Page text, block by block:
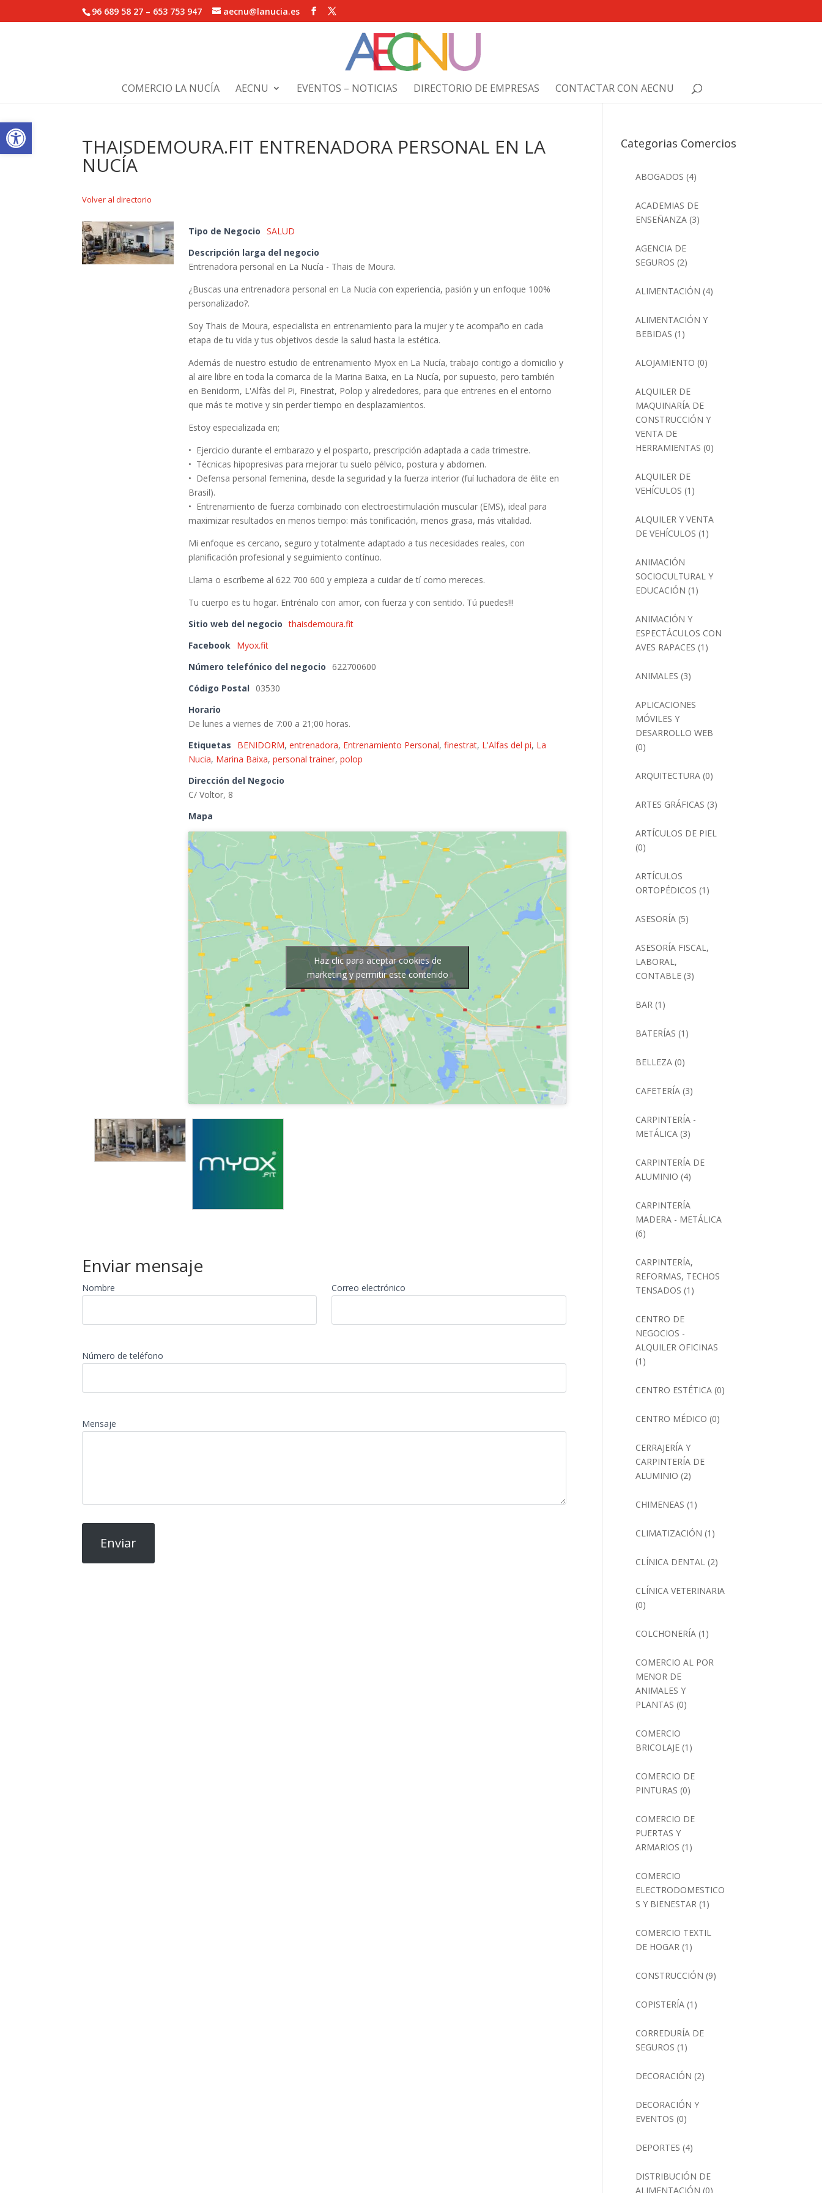
Abrir barra de herramientas
96 689 58 27 – 653 753 947 aecnu@lanucia.es
COMERCIO LA NUCÍA AECNU EVENTOS – NOTICIAS DIRECTORIO DE EMPRESAS CONTACTAR CON AECNU
THAISDEMOURA.FIT ENTRENADORA PERSONAL EN LA
NUCÍA
Volver al directorio
Tipo de Negocio
SALUD
Descripción larga del negocio
Entrenadora personal en La Nucía - Thais de Moura.
¿Buscas una entrenadora personal en La Nucía con experiencia, pasión y un enfoque 100%
personalizado?.
Soy Thais de Moura, especialista en entrenamiento para la mujer y te acompaño en cada
etapa de tu vida y tus objetivos desde la salud hasta la estética.
Además de nuestro estudio de entrenamiento Myox en La Nucía, trabajo contigo a domicilio y
al aire libre en toda la comarca de la Marina Baixa, en La Nucía, por supuesto, pero también
en Benidorm, L'Alfàs del Pi, Finestrat, Polop y alrededores, para que entrenes en el entorno
que más te motive y sin perder tiempo en desplazamientos.
Estoy especializada en;
•⁠ ⁠Ejercicio durante el embarazo y el posparto, prescripción adaptada a cada trimestre.
•⁠ ⁠Técnicas hipopresivas para mejorar tu suelo pélvico, postura y abdomen.
•⁠ ⁠⁠Defensa personal femenina, desde la seguridad y la fuerza interior (fuí luchadora de élite en
Brasil).
•⁠ ⁠Entrenamiento de fuerza combinado con electroestimulación muscular (EMS), ideal para
maximizar resultados en menos tiempo: más tonificación, menos grasa, más vitalidad.
Mi enfoque es cercano, seguro y totalmente adaptado a tus necesidades reales, con
planificación profesional y seguimiento contínuo.
Llama o escríbeme al 622 700 600 y empieza a cuidar de tí como mereces.
Tu cuerpo es tu hogar. Entrénalo con amor, con fuerza y con sentido. Tú puedes!!!
Sitio web del negocio
thaisdemoura.fit
Facebook Myox.fit
Número telefónico del negocio
622700600
Código Postal 03530
Horario
De lunes a viernes de 7:00 a 21;00 horas.
Etiquetas
BENIDORM,entrenadora, Entrenamiento Personal,finestrat, L'Alfas del pi, La
Nucia, Marina Baixa,personal trainer,polop
Dirección del Negocio
C/ Voltor, 8
Mapa
Haz clic para aceptar cookies de
marketing y permitir este contenido
Enviar mensaje
Nombre Correo electrónico
Número de teléfono
Mensaje
Categorias Comercios
ABOGADOS (4)
ACADEMIAS DE
ENSEÑANZA (3)
AGENCIA DE
SEGUROS (2)
ALIMENTACIÓN (4)
ALIMENTACIÓN Y
BEBIDAS (1)
ALOJAMIENTO (0)
ALQUILER DE
MAQUINARÍA DE
CONSTRUCCIÓN Y
VENTA DE
HERRAMIENTAS (0)
ALQUILER DE
VEHÍCULOS (1)
ALQUILER Y VENTA
DE VEHÍCULOS (1)
ANIMACIÓN
SOCIOCULTURAL Y
EDUCACIÓN (1)
ANIMACIÓN Y
ESPECTÁCULOS CON
AVES RAPACES (1)
ANIMALES (3)
APLICACIONES
MÓVILES Y
DESARROLLO WEB
(0)
ARQUITECTURA (0)
ARTES GRÁFICAS (3)
ARTÍCULOS DE PIEL
(0)
ARTÍCULOS
ORTOPÉDICOS (1)
ASESORÍA (5)
ASESORÍA FISCAL,
LABORAL,
CONTABLE (3)
BAR (1)
BATERÍAS (1)
BELLEZA (0)
CAFETERÍA (3)
CARPINTERÍA -
METÁLICA (3)
CARPINTERÍA DE
ALUMINIO (4)
CARPINTERÍA
MADERA - METÁLICA
(6)
CARPINTERÍA,
REFORMAS, TECHOS
TENSADOS (1)
CENTRO DE
NEGOCIOS -
ALQUILER OFICINAS
(1)
CENTRO ESTÉTICA (0)
CENTRO MÉDICO (0)
CERRAJERÍA Y
CARPINTERÍA DE
ALUMINIO (2)
CHIMENEAS (1)
CLIMATIZACIÓN (1)
CLÍNICA DENTAL (2)
CLÍNICA VETERINARIA
(0)
COLCHONERÍA (1)
COMERCIO AL POR
MENOR DE
ANIMALES Y
PLANTAS (0)
COMERCIO
BRICOLAJE (1)
COMERCIO DE
PINTURAS (0)
COMERCIO DE
PUERTAS Y
ARMARIOS (1)
COMERCIO
ELECTRODOMESTICO
S Y BIENESTAR (1)
COMERCIO TEXTIL
DE HOGAR (1)
CONSTRUCCIÓN (9)
COPISTERÍA (1)
CORREDURÍA DE
SEGUROS (1)
DECORACIÓN (2)
DECORACIÓN Y
EVENTOS (0)
DEPORTES (4)
DISTRIBUCIÓN DE
ALIMENTACIÓN (0)